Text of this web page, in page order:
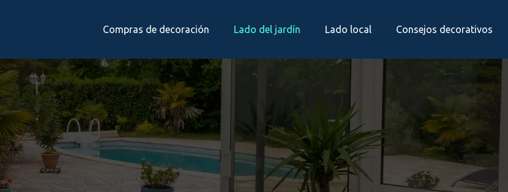
Compras de decoración Lado del jardín Lado local Consejos decorativos